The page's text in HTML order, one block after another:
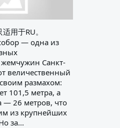
用于RU。
— одна из
Санкт-
величественный
размахом:
101,5 метра, а
— 26 метров, что
из крупнейших
за...